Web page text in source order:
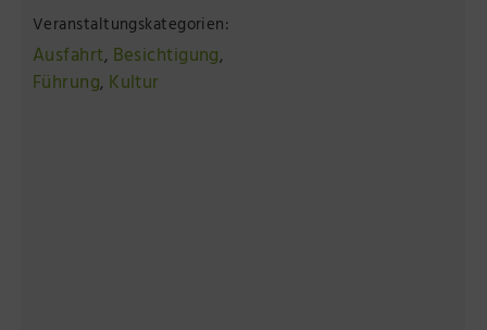
Veranstaltungskategorien:
Ausfahrt, Besichtigung,
Führung, Kultur